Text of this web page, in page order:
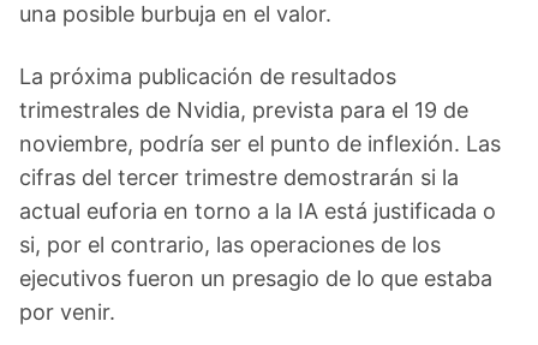
una posible burbuja en el valor.
La próxima publicación de resultados
trimestrales de Nvidia, prevista para el 19 de
noviembre, podría ser el punto de inflexión. Las
cifras del tercer trimestre demostrarán si la
actual euforia en torno a la IA está justificada o
si, por el contrario, las operaciones de los
ejecutivos fueron un presagio de lo que estaba
por venir.